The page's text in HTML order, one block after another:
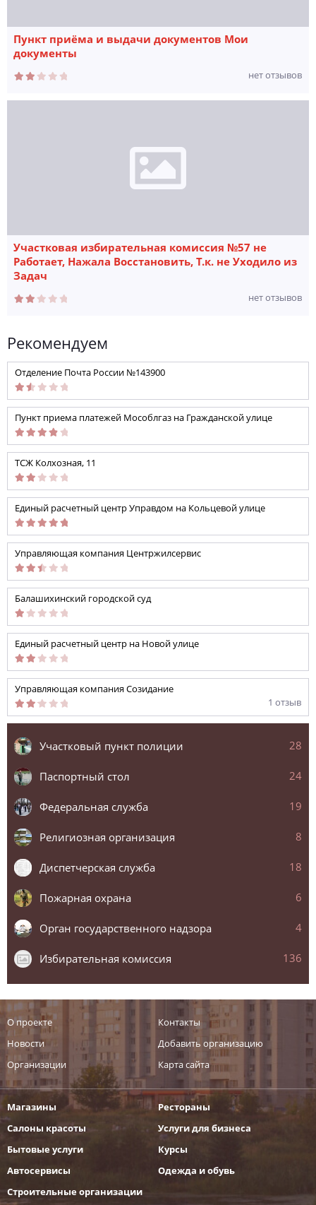
Пункт приёма и выдачи документов Мои
документы
нет отзывов
Участковая избирательная комиссия №57 не
Работает, Нажала Восстановить, Т.к. не Уходило из
Задач
нет отзывов
Рекомендуем
Отделение Почта России №143900
Пункт приема платежей Мособлгаз на Гражданской улице
ТСЖ Колхозная, 11
Единый расчетный центр Управдом на Кольцевой улице
Управляющая компания Центржилсервис
Балашихинский городской суд
Единый расчетный центр на Новой улице
Управляющая компания Созидание
1 отзыв
Участковый пункт полиции 28
Паспортный стол 24
Федеральная служба 19
Религиозная организация 8
Диспетчерская служба 18
Пожарная охрана 6
Орган государственного надзора 4
Избирательная комиссия 136
О проекте
Новости
Организации
Контакты
Добавить организацию
Карта сайта
Магазины
Салоны красоты
Бытовые услуги
Автосервисы
Строительные организации
Рестораны
Услуги для бизнеса
Курсы
Одежда и обувь